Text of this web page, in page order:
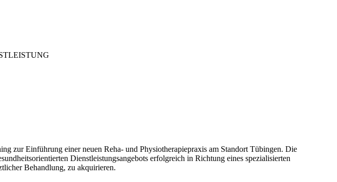
zur Einführung einer neuen Reha- und Physiotherapiepraxis am Standort Tübingen. Die
Dienstleistungsangebots erfolgreich in Richtung eines spezialisierten
Behandlung, zu akquirieren.